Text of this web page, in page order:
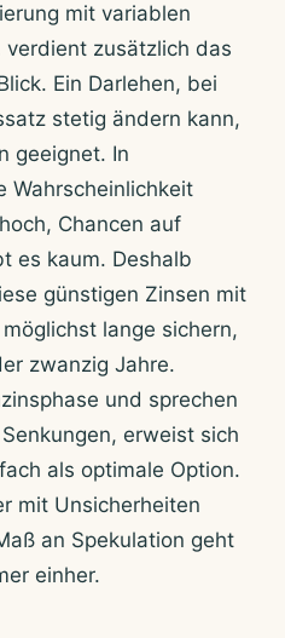
mit variablen
zusätzlich das
Ein Darlehen, bei
stetig ändern kann,
geeignet. In
Wahrscheinlichkeit
Chancen auf
es kaum. Deshalb
günstigen Zinsen mit
lange sichern,
zwanzig Jahre.
und sprechen
erweist sich
als optimale Option.
mit Unsicherheiten
an Spekulation geht
einher.